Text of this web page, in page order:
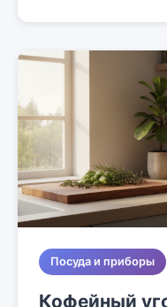
Посуда и приборы
Кофейный